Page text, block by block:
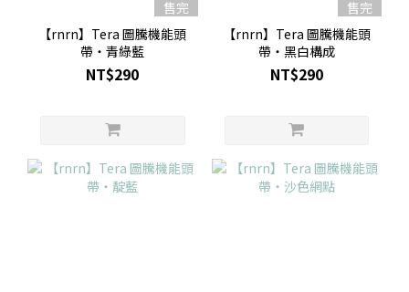
售完
【rnrn】Tera 圖騰機能頭
帶・青綠藍
NT$290
售完
【rnrn】Tera 圖騰機能頭
帶・黑白構成
NT$290